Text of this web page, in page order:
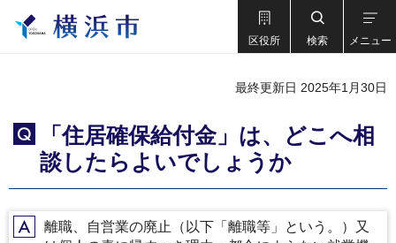
区役所 検索 メニュー
最終更新日 2025年1月30日
Q
「住居確保給付金」は、どこへ相
談したらよいでしょうか
離職、自営業の廃止（以下「離職等」という。）又